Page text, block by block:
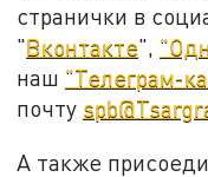
странички в
"Вконтакте",
наш "Телеграм-
почту
А также